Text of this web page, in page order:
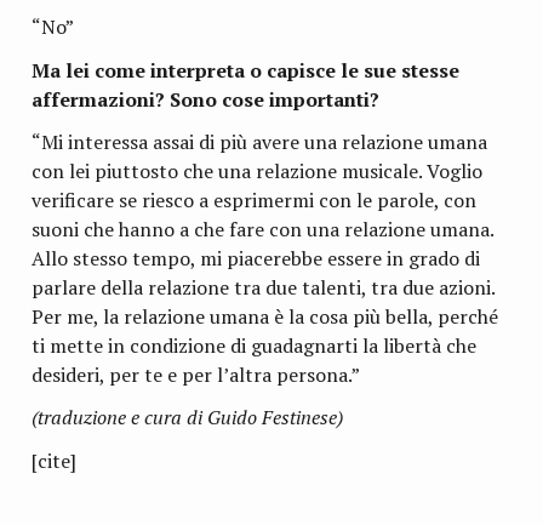
“No”
Ma lei come inter­preta o capi­sce le sue stesse
affer­ma­zioni? Sono cose importanti?
“Mi inte­ressa assai di più avere una rela­zione umana
con lei piut­to­sto che una rela­zione musi­cale. Voglio
veri­fi­care se rie­sco a espri­mermi con le parole, con
suoni che hanno a che fare con una rela­zione umana.
Allo stesso tempo, mi pia­ce­rebbe essere in grado di
par­lare della rela­zione tra due talenti, tra due azioni.
Per me, la rela­zione umana è la cosa più bella, per­ché
ti mette in con­di­zione di gua­da­gnarti la libertà che
desi­deri, per te e per l’altra persona.”
(tra­du­zione e cura di Guido Festinese)
[cite]